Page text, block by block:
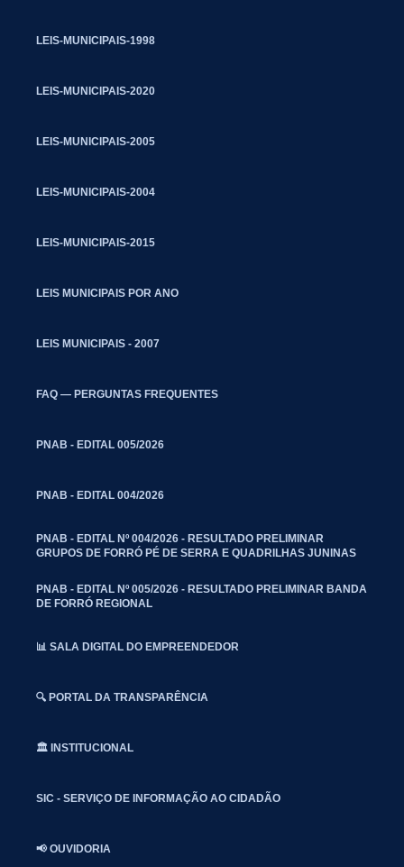
LEIS-MUNICIPAIS-1998
LEIS-MUNICIPAIS-2020
LEIS-MUNICIPAIS-2005
LEIS-MUNICIPAIS-2004
LEIS-MUNICIPAIS-2015
LEIS MUNICIPAIS POR ANO
LEIS MUNICIPAIS - 2007
FAQ — PERGUNTAS FREQUENTES
PNAB - EDITAL 005/2026
PNAB - EDITAL 004/2026
PNAB - EDITAL Nº 004/2026 - RESULTADO PRELIMINAR
GRUPOS DE FORRÓ PÉ DE SERRA E QUADRILHAS JUNINAS
PNAB - EDITAL Nº 005/2026 - RESULTADO PRELIMINAR BANDA
DE FORRÓ REGIONAL
📊 SALA DIGITAL DO EMPREENDEDOR
🔍 PORTAL DA TRANSPARÊNCIA
🏛️ INSTITUCIONAL
SIC - SERVIÇO DE INFORMAÇÃO AO CIDADÃO
📢 OUVIDORIA